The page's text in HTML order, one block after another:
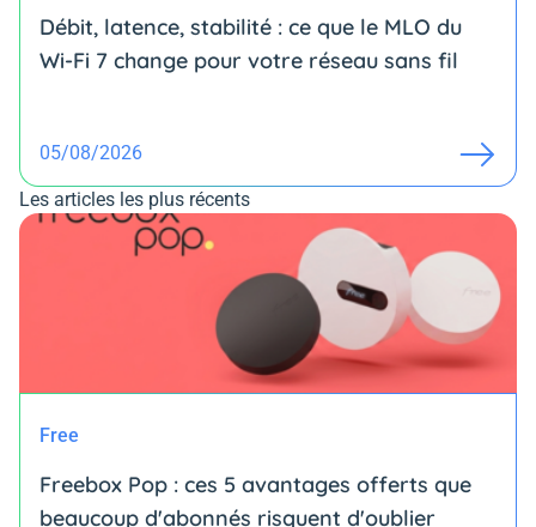
Débit, latence, stabilité : ce que le MLO du
Wi-Fi 7 change pour votre réseau sans fil
05/08/2026
Les articles les plus récents
Free
Freebox Pop : ces 5 avantages offerts que
beaucoup d'abonnés risquent d'oublier